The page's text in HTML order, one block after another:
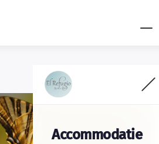
Accommodatie